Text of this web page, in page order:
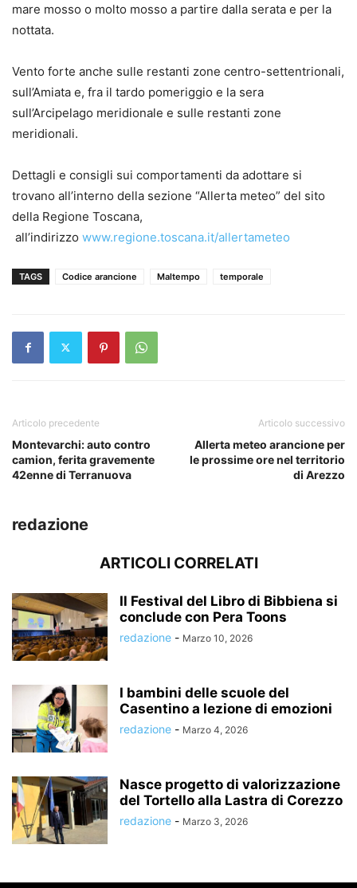
mare mosso o molto mosso a partire dalla serata e per la
nottata.
Vento forte anche sulle restanti zone centro-settentrionali,
sull’Amiata e, fra il tardo pomeriggio e la sera
sull’Arcipelago meridionale e sulle restanti zone
meridionali.
Dettagli e consigli sui comportamenti da adottare si
trovano all’interno della sezione “Allerta meteo” del sito
della Regione Toscana,
all’indirizzo www.regione.toscana.it/allertameteo
TAGS Codice arancione Maltempo temporale
Articolo precedente
Montevarchi: auto contro
camion, ferita gravemente
42enne di Terranuova
Articolo successivo
Allerta meteo arancione per
le prossime ore nel territorio
di Arezzo
redazione
ARTICOLI CORRELATI
Il Festival del Libro di Bibbiena si
conclude con Pera Toons
redazione - Marzo 10, 2026
I bambini delle scuole del
Casentino a lezione di emozioni
redazione - Marzo 4, 2026
Nasce progetto di valorizzazione
del Tortello alla Lastra di Corezzo
redazione - Marzo 3, 2026